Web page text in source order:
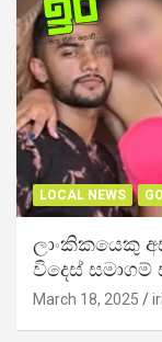
LOCAL NEWS
ලාංකිකයෙකු
විදෙස්
March 18, 2025